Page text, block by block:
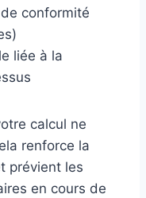
conformité
liée à la
calcul ne
renforce la
prévient les
en cours de